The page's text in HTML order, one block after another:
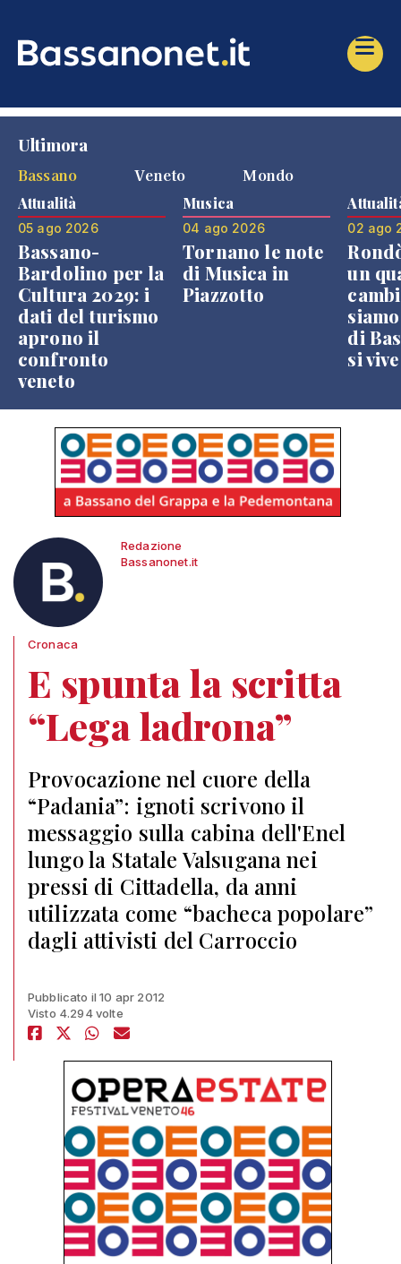
Ultimora
Bassano
Veneto Mondo
Attualità
05 ago 2026
Bassano-
Bardolino per la
Cultura 2029: i
dati del turismo
aprono il
confronto
veneto
Musica
04 ago 2026
Tornano le note
di Musica in
Piazzotto
02 ago
un
di
si
Redazione
Bassanonet.it
Cronaca
E spunta la scritta
“Lega ladrona”
Provocazione nel cuore della
“Padania”: ignoti scrivono il
messaggio sulla cabina dell'Enel
lungo la Statale Valsugana nei
pressi di Cittadella, da anni
utilizzata come “bacheca popolare”
dagli attivisti del Carroccio
Pubblicato il 10 apr 2012
Visto 4.294 volte